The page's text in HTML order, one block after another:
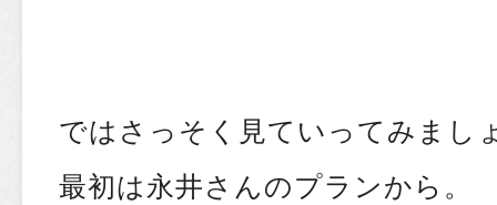
ではさっそく見ていってみまし
最初は永井さんのプランから。